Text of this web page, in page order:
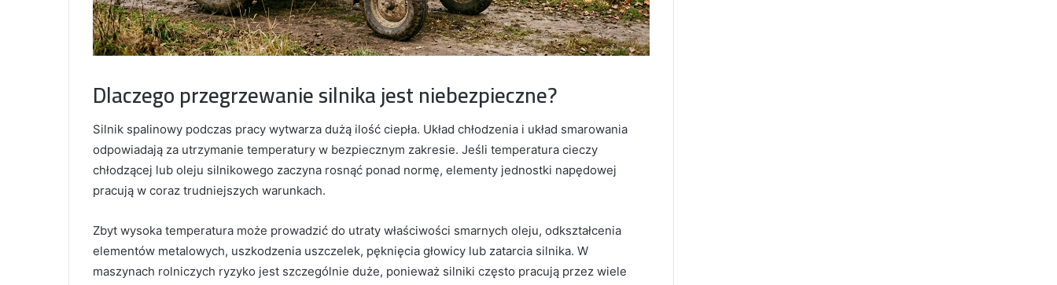
Dlaczego przegrzewanie silnika jest niebezpieczne?
Silnik spalinowy podczas pracy wytwarza dużą ilość ciepła. Układ chłodzenia i układ smarowania
odpowiadają za utrzymanie temperatury w bezpiecznym zakresie. Jeśli temperatura cieczy
chłodzącej lub oleju silnikowego zaczyna rosnąć ponad normę, elementy jednostki napędowej
pracują w coraz trudniejszych warunkach.
Zbyt wysoka temperatura może prowadzić do utraty właściwości smarnych oleju, odkształcenia
elementów metalowych, uszkodzenia uszczelek, pęknięcia głowicy lub zatarcia silnika. W
maszynach rolniczych ryzyko jest szczególnie duże, ponieważ silniki często pracują przez wiele